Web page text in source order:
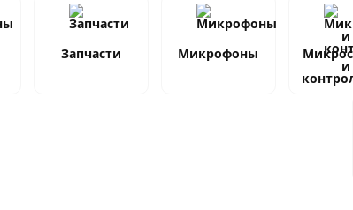
Запчасти Микрофоны
и